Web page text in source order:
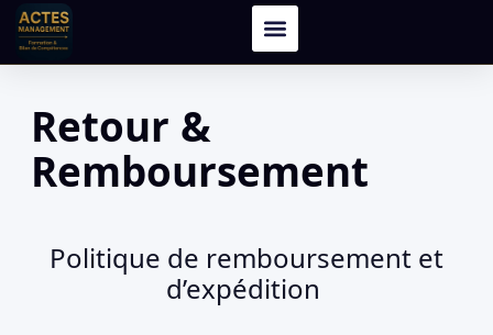
Retour &
Remboursement
Politique de remboursement et
d’expédition